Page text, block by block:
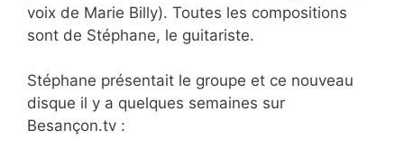
voix de Marie Billy). Toutes les compositions
sont de Stéphane, le guitariste.
Stéphane présentait le groupe et ce nouveau
disque il y a quelques semaines sur
Besançon.tv :